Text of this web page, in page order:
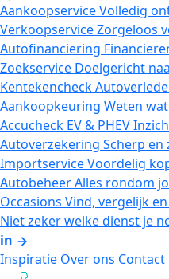
AankoopserviceVolledig
VerkoopserviceZorgeloos
Autofinanciering
Zoekservice Doelgericht
Kentekencheck
Aankoopkeuring Weten
Accucheck EV & PHEV
Autoverzekering Scherp en
ImportserviceVoordelig
AutobeheerAlles rondom
Occasions Vind, vergelijk
Niet zeker welke dienst je
in
Inspiratie Over ons Contact